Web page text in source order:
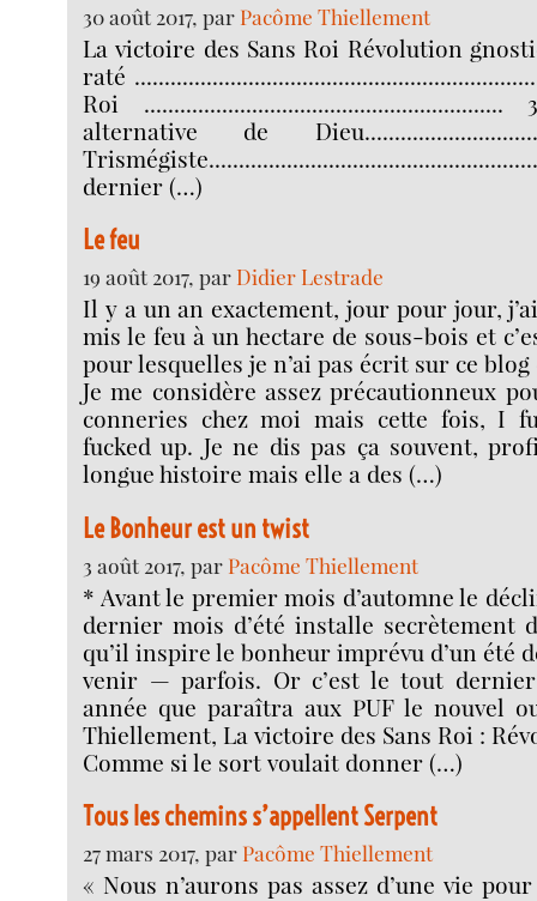
30 août 2017, par Pacôme Thiellement
La victoire des Sans Roi Révolution
raté
Roi
alternative de
dernier (…)
Le feu
19 août 2017, parDidier Lestrade
Il y a un an exactement, jour pour jour,
mis le feu à un hectare de sous-bois et
pour lesquelles je n’ai pas écrit sur ce
Je me considère assez précautionneux
conneries chez moi mais cette fois, I
fucked up. Je ne dis pas ça souvent,
longue histoire mais elle a des (…)
Le Bonheur est un twist
3 août 2017, par Pacôme Thiellement
* Avant le premier mois d’automne le
dernier mois d’été installe secrètement
qu’il inspire le bonheur imprévu d’un été
venir — parfois. Or c’est le tout dernier
année que paraîtra aux PUF le nouvel
Thiellement, La victoire des Sans Roi :
Comme si le sort voulait donner (…)
Tous les chemins s’appellent Serpent
27 mars 2017, par Pacôme Thiellement
« Nous n’aurons pas assez d’une vie